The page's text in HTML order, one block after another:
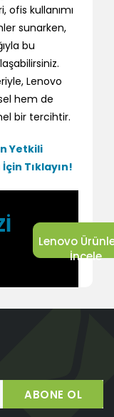
ofis kullanımı
sunarken,
bu
Lenovo
hem de
bir tercihtir.
Yetkili
Tıklayın!
Lenovo
İncele
ABONE OL